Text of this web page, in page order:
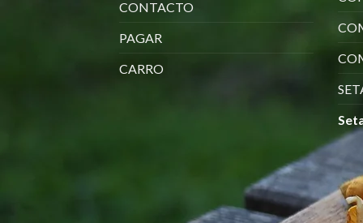
CONTACTO
PAGAR
CARRO